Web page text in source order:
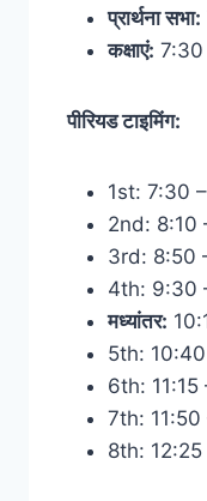
प्रार्थना सभा:
कक्षाएं:
पीरियड टाइमिंग:
1st: 7:30
2nd: 8:10
3rd: 8:50
4th: 9:30
मध्यांतर:
5th: 10:40
6th: 11:15
7th: 11:50
8th: 12:25